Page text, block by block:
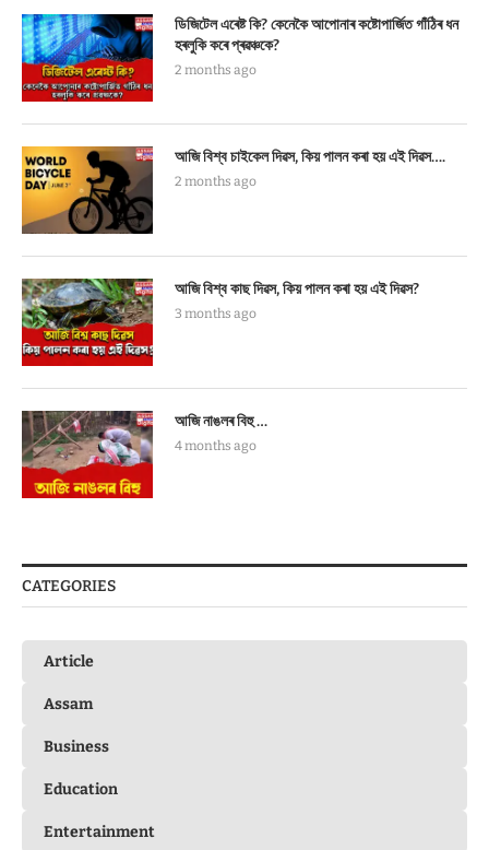
ডিজিটেল এৰেষ্ট কি? কেনেকৈ আপোনাৰ কষ্টোপাৰ্জিত গাঁঠিৰ ধন
হৰলুকি কৰে প্ৰৱঞ্চকে?
2 months ago
আজি বিশ্ব চাইকেল দিৱস, কিয় পালন কৰা হয় এই দিৱস….
2 months ago
আজি বিশ্ব কাছ দিৱস, কিয় পালন কৰা হয় এই দিৱস?
3 months ago
আজি নাঙলৰ বিহু …
4 months ago
CATEGORIES
Article
Assam
Business
Education
Entertainment